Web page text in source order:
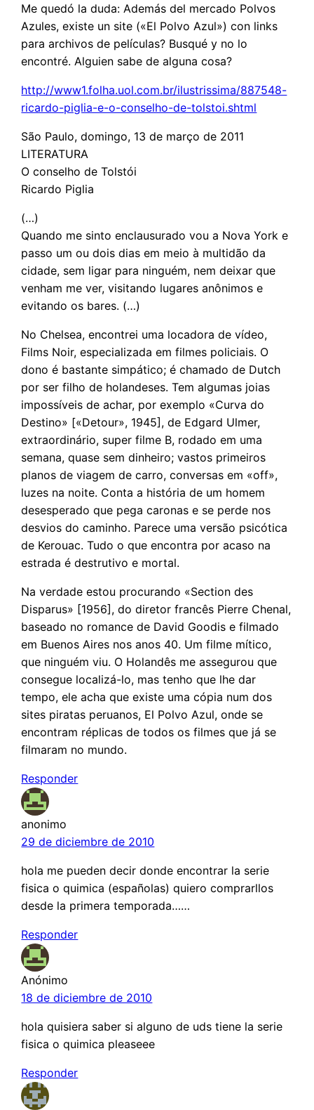
Me quedó la duda: Además del mercado Polvos
Azules, existe un site («El Polvo Azul») con links
para archivos de películas? Busqué y no lo
encontré. Alguien sabe de alguna cosa?
http://www1.folha.uol.com.br/ilustrissima/887548-
ricardo-piglia-e-o-conselho-de-tolstoi.shtml
São Paulo, domingo, 13 de março de 2011
LITERATURA
O conselho de Tolstói
Ricardo Piglia
(…)
Quando me sinto enclausurado vou a Nova York e
passo um ou dois dias em meio à multidão da
cidade, sem ligar para ninguém, nem deixar que
venham me ver, visitando lugares anônimos e
evitando os bares. (…)
No Chelsea, encontrei uma locadora de vídeo,
Films Noir, especializada em filmes policiais. O
dono é bastante simpático; é chamado de Dutch
por ser filho de holandeses. Tem algumas joias
impossíveis de achar, por exemplo «Curva do
Destino» [«Detour», 1945], de Edgard Ulmer,
extraordinário, super filme B, rodado em uma
semana, quase sem dinheiro; vastos primeiros
planos de viagem de carro, conversas em «off»,
luzes na noite. Conta a história de um homem
desesperado que pega caronas e se perde nos
desvios do caminho. Parece uma versão psicótica
de Kerouac. Tudo o que encontra por acaso na
estrada é destrutivo e mortal.
Na verdade estou procurando «Section des
Disparus» [1956], do diretor francês Pierre Chenal,
baseado no romance de David Goodis e filmado
em Buenos Aires nos anos 40. Um filme mítico,
que ninguém viu. O Holandês me assegurou que
consegue localizá-lo, mas tenho que lhe dar
tempo, ele acha que existe uma cópia num dos
sites piratas peruanos, El Polvo Azul, onde se
encontram réplicas de todos os filmes que já se
filmaram no mundo.
Responder
anonimo
29 de diciembre de 2010
hola me pueden decir donde encontrar la serie
fisica o quimica (españolas) quiero comprarllos
desde la primera temporada……
Responder
Anónimo
18 de diciembre de 2010
hola quisiera saber si alguno de uds tiene la serie
fisica o quimica pleaseee
Responder